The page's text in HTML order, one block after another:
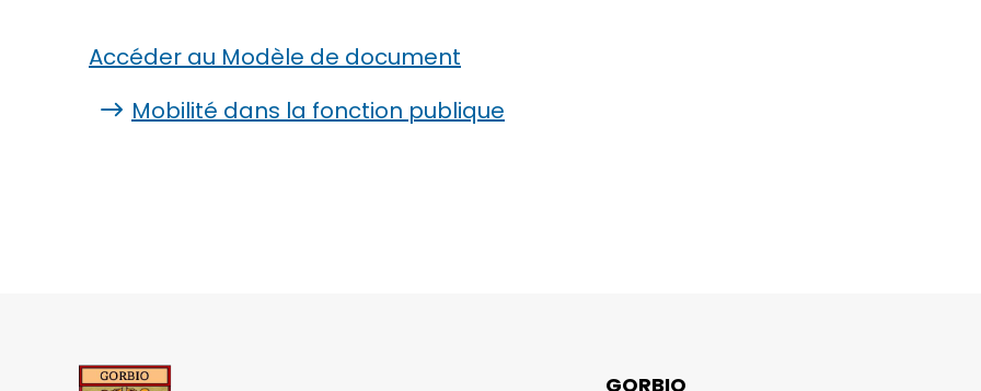
Accéder au Modèle de document
Mobilité dans la fonction publique
GORBIO